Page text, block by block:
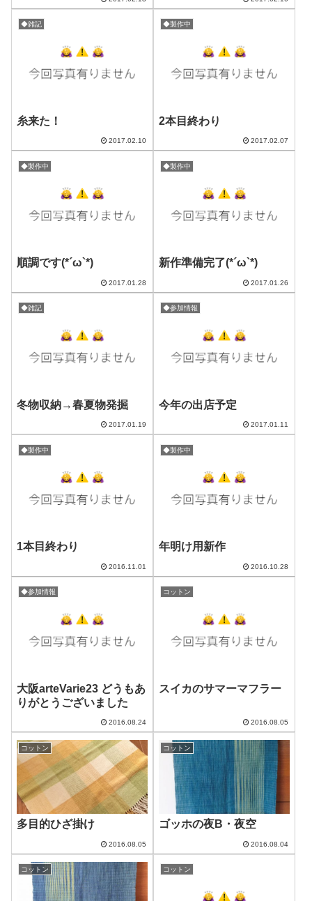
◆雑記
糸来た！
2017.02.10
◆製作中
2本目終わり
2017.02.07
◆製作中
順調です(*´ω`*)
2017.01.28
◆製作中
新作準備完了(*´ω`*)
2017.01.26
◆雑記
冬物収納→春夏物発掘
2017.01.19
◆参加情報
今年の出店予定
2017.01.11
◆製作中
1本目終わり
2016.11.01
◆製作中
年明け用新作
2016.10.28
◆参加情報
大阪arteVarie23 どうもあ
りがとうございました
2016.08.24
コットン
スイカのサマーマフラー
2016.08.05
コットン
多目的ひざ掛け
2016.08.05
コットン
ゴッホの夜B・夜空
2016.08.04
コットン コットン